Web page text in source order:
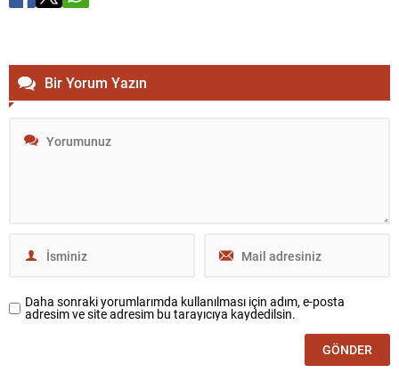
Bir Yorum Yazın
Daha sonraki yorumlarımda kullanılması için adım, e-posta
adresim ve site adresim bu tarayıcıya kaydedilsin.